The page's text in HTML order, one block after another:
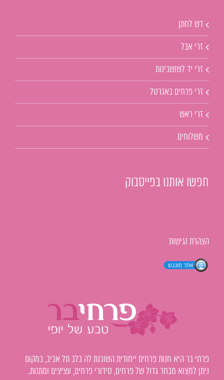
דש לחתן
זרי אבל
זרי יד לשושבינות
זרי פרחים באגרטל
זרי ראש
משלוחים
חפשו אותנו בפייסבוק
הצהרת נגישות
פרחי בר היא חנות פרחים ייחודית השוכנת לה בלב תל אביב, במקום
ניתן למצוא מבחר גדול של פרחים, סידורי פרחים, עציצים ומתנות.